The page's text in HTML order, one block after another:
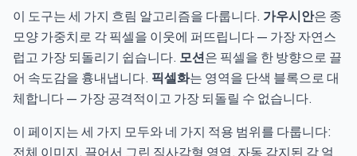
이 도구는 세 가지 흐림 알고리즘을 다룹니다. 가우시안은 종
모양 가중치로 각 픽셀을 이웃에 퍼뜨립니다 — 가장 자연스
럽고 가장 되돌리기 쉽습니다. 모션은 픽셀을 한 방향으로 끌
어 속도감을 흉내냅니다. 픽셀화는 영역을 단색 블록으로 대
체합니다 — 가장 공격적이고 가장 되돌릴 수 없습니다.
이 페이지는 세 가지 모두와 네 가지 적용 범위를 다룹니다:
전체 이미지, 끌어서 그린 직사각형 영역, 자동 감지된 각 얼